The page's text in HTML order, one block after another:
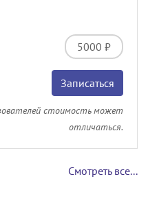
5000 ₽
Записаться
стоимость может
отличаться.
Смотреть все...